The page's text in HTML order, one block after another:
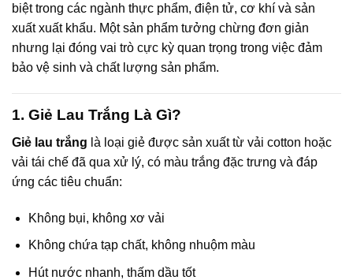
biệt trong các ngành thực phẩm, điện tử, cơ khí và sản
xuất xuất khẩu. Một sản phẩm tưởng chừng đơn giản
nhưng lại đóng vai trò cực kỳ quan trọng trong việc đảm
bảo vệ sinh và chất lượng sản phẩm.
1. Giẻ Lau Trắng Là Gì?
Giẻ lau trắng là loại giẻ được sản xuất từ vải cotton hoặc
vải tái chế đã qua xử lý, có màu trắng đặc trưng và đáp
ứng các tiêu chuẩn:
Không bụi, không xơ vải
Không chứa tạp chất, không nhuộm màu
Hút nước nhanh, thấm dầu tốt